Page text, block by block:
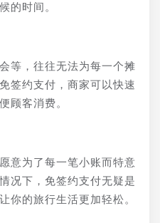
的时间。
等，往往无法为每一个摊
签约支付，商家可以快速
顾客消费。
意为了每一笔小账而特意
况下，免签约支付无疑是
你的旅行生活更加轻松。